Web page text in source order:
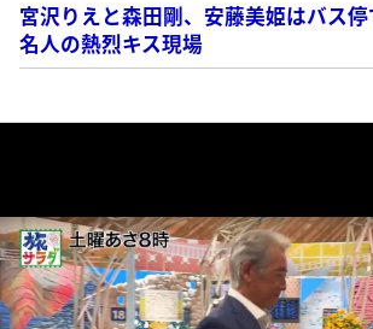
宮沢りえと森田剛、安藤美姫はバス
名人の熱烈キス現場